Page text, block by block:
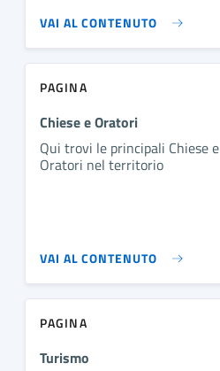
VAI AL CONTENUTO
PAGINA
Chiese e Oratori
Qui trovi le principali Chiese e
Oratori nel territorio
VAI AL CONTENUTO
PAGINA
Turismo